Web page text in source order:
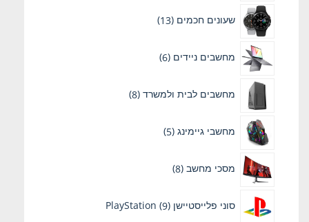
שעונים חכמים 13
מחשבים ניידים 6
מחשבים לבית ולמשרד 8
מחשבי גיימינג 5
מסכי מחשב 8
סוני פלייסטיישן PlayStation 9